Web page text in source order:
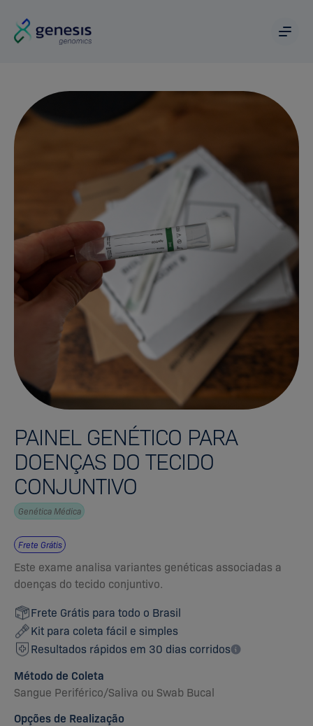
PAINEL GENÉTICO PARA
DOENÇAS DO TECIDO
CONJUNTIVO
Genética Médica
Frete Grátis
Este exame analisa variantes genéticas associadas a
doenças do tecido conjuntivo.
Frete Grátis para todo o Brasil
Kit para coleta fácil e simples
Resultados rápidos em 30 dias corridos
Método de Coleta
Sangue Periférico/Saliva ou Swab Bucal
Opções de Realização